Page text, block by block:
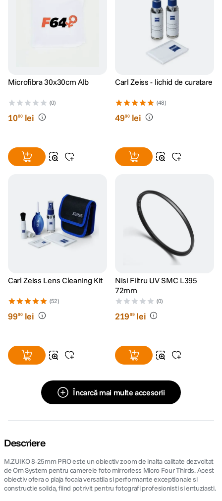
Microfibra 30x30cm Alb
(0)
1000 lei
Carl Zeiss - lichid de curatare
(48)
4990 lei
Carl Zeiss Lens Cleaning Kit
(52)
9990 lei
Nisi Filtru UV SMC L395
72mm
(0)
21999 lei
Încarcă mai multe accesorii
Descriere
M.ZUIKO 8-25mm PRO este un obiectiv zoom de inalta calitate dezvoltat
de Om System pentru camerele foto mirrorless Micro Four Thirds. Acest
obiectiv ofera o plaja focala versatila si performante exceptionale si
constructie solida, fiind potrivit pentru fotografi profesionisti si entuziasti.